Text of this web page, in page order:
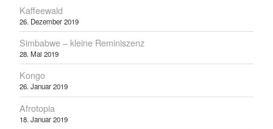
Kaffeewald
26. Dezember 2019
Simbabwe – kleine Reminiszenz
28. Mai 2019
Kongo
26. Januar 2019
Afrotopia
18. Januar 2019